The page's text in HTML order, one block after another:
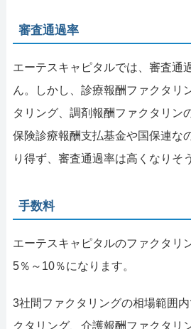
審査通過率
エーテスキャピタルでは、審査通
ん。しかし、診療報酬ファクタリ
タリング、調剤報酬ファクタリン
保険診療報酬支払基金や国保連な
り得ず、審査通過率は高くなりそ
手数料
エーテスキャピタルのファクタリ
5％～10％になります。
3社間ファクタリングの相場範囲
クタリング、介護報酬ファクタリ